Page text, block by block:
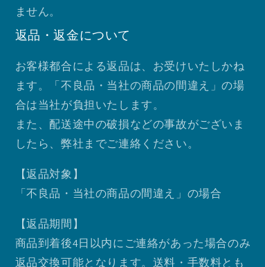
ません。
返品・返金について
お客様都合による返品は、お受けいたしかね
ます。「不良品・当社の商品の間違え」の場
合は当社が負担いたします。
また、配送途中の破損などの事故がございま
したら、弊社までご連絡ください。
【返品対象】
「不良品・当社の商品の間違え」の場合
【返品期間】
商品到着後4日以内にご連絡があった場合のみ
返品交換可能となります。送料・手数料とも